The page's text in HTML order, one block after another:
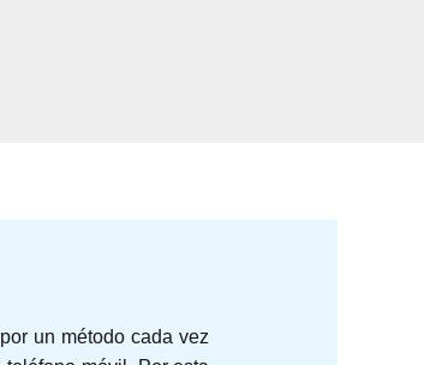
un método cada vez